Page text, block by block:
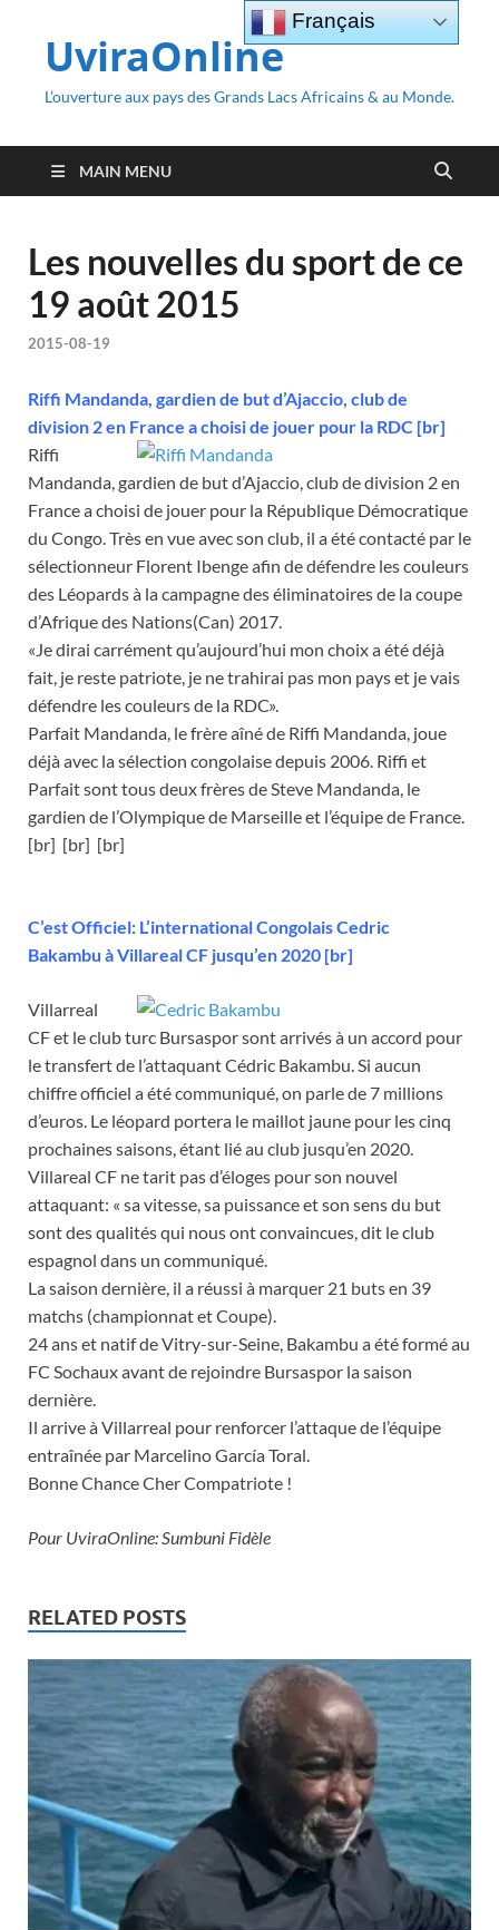
UviraOnline
L’ouverture aux pays des Grands Lacs Africains & au Monde.
MAIN MENU
Les nouvelles du sport de ce
19 août 2015
2015-08-19
Riffi Mandanda, gardien de but d’Ajaccio, club de
division 2 en France a choisi de jouer pour la RDC [br]
Riffi
Mandanda, gardien de but d’Ajaccio, club de division 2 en
France a choisi de jouer pour la République Démocratique
du Congo. Très en vue avec son club, il a été contacté par le
sélectionneur Florent Ibenge afin de défendre les couleurs
des Léopards à la campagne des éliminatoires de la coupe
d’Afrique des Nations(Can) 2017.
«Je dirai carrément qu’aujourd’hui mon choix a été déjà
fait, je reste patriote, je ne trahirai pas mon pays et je vais
défendre les couleurs de la RDC».
Parfait Mandanda, le frère aîné de Riffi Mandanda, joue
déjà avec la sélection congolaise depuis 2006. Riffi et
Parfait sont tous deux frères de Steve Mandanda, le
gardien de l’Olympique de Marseille et l’équipe de France.
[br] [br] [br]
C’est Officiel: L’international Congolais Cedric
Bakambu à Villareal CF jusqu’en 2020 [br]
Villarreal
CF et le club turc Bursaspor sont arrivés à un accord pour
le transfert de l’attaquant Cédric Bakambu. Si aucun
chiffre officiel a été communiqué, on parle de 7 millions
d’euros. Le léopard portera le maillot jaune pour les cinq
prochaines saisons, étant lié au club jusqu’en 2020.
Villareal CF ne tarit pas d’éloges pour son nouvel
attaquant: « sa vitesse, sa puissance et son sens du but
sont des qualités qui nous ont convaincues, dit le club
espagnol dans un communiqué.
La saison dernière, il a réussi à marquer 21 buts en 39
matchs (championnat et Coupe).
24 ans et natif de Vitry-sur-Seine, Bakambu a été formé au
FC Sochaux avant de rejoindre Bursaspor la saison
dernière.
Il arrive à Villarreal pour renforcer l’attaque de l’équipe
entraînée par Marcelino García Toral.
Bonne Chance Cher Compatriote !
Pour UviraOnline: Sumbuni Fidèle
RELATED POSTS
Français